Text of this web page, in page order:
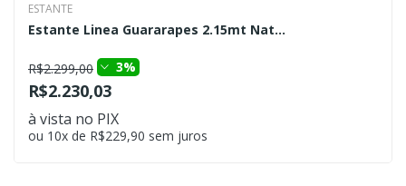
ESTANTE
Estante Linea Guararapes 2.15mt Nat...
R$2.299,00 3%
R$2.230,03
à vista no PIX
ou 10x de R$229,90 sem juros